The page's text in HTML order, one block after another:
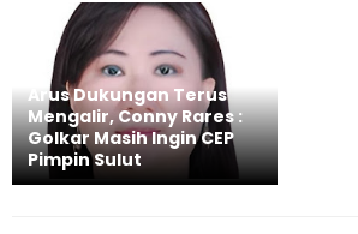
Arus Dukungan Terus
Mengalir, Conny Rares :
Golkar Masih Ingin CEP
Pimpin Sulut